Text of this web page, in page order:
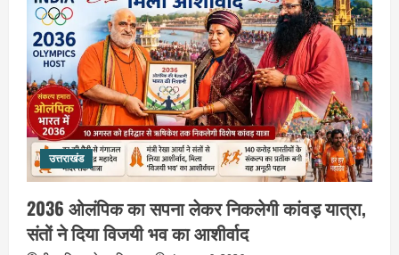
उत्तराखंड
2036 ओलंपिक का सपना लेकर निकलेगी कांवड़ यात्रा,
संतों ने दिया विजयी भव का आशीर्वाद
5
उत्तराखंड
महंत यति रामस्वरूप आनंद गिरि को लेकर पूरे
दिन चला हाई वोल्टेज ड्रामा, चौकी से अपने
साथ ले गए यति नरसिंहानंद गिरी
August 5, 2026
1
उत्तराखंड
पूर्व कैबिनेट मंत्री स्वामी यतीश्वरानंद ने
शिवभक्त कांवड़ियों को भोजन प्रसाद वितरित
कर की सेवा, कांवड़ियों की सेवा के लिए सभी
सामर्थ्यवान आमजन आएं आगे : स्वामी
यतिश्वरानन्द
August 8, 2026
उत्तराखंड